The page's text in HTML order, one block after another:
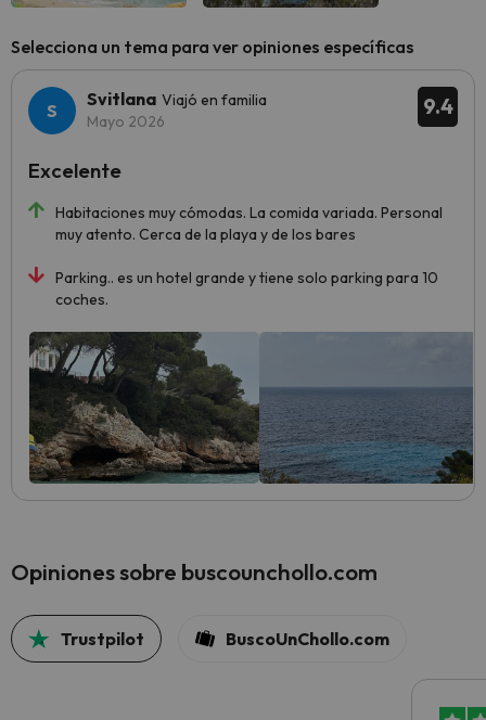
Selecciona un tema para ver opiniones específicas
9.4
Svitlana Viajó en familia
Mayo 2026
Habitaciones muy cómodas. La comida variada. Personal
muy atento. Cerca de la playa y de los bares
Parking.. es un hotel grande y tiene solo parking para 10
coches.
Excelente
Opiniones sobre buscounchollo.com
Trustpilot BuscoUnChollo.com